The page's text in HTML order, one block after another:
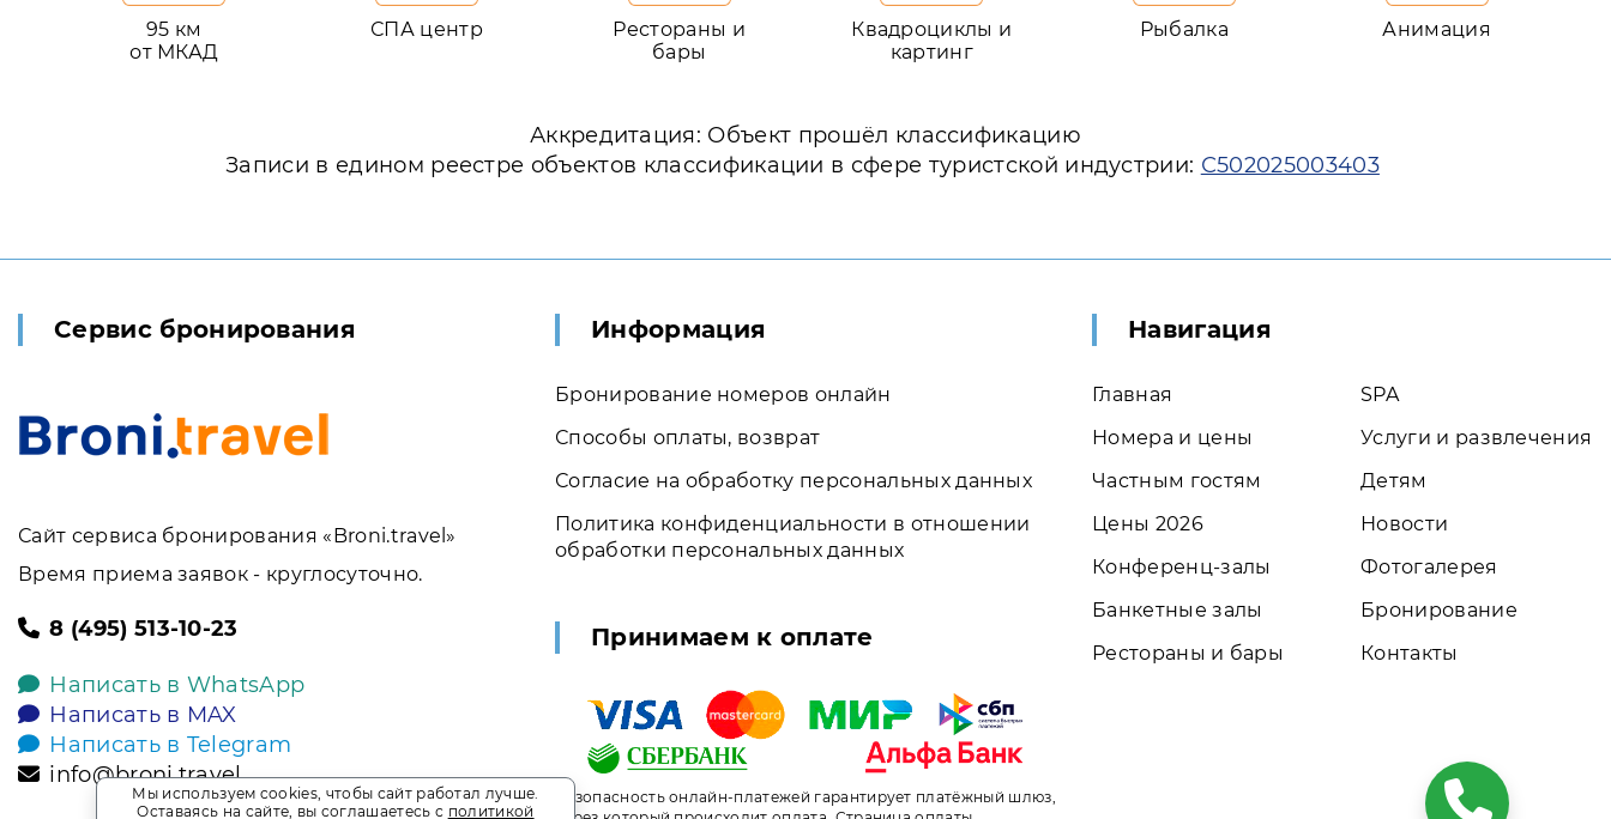
95 км
от МКАД
СПА центр
Рестораны и
бары
Квадроциклы и
картинг
Рыбалка Анимация
Аккредитация: Объект прошёл классификацию
Записи в едином реестре объектов классификации в сфере туристской индустрии: С502025003403
Сервис бронирования
Сайт сервиса бронирования «Broni.travel»
Время приема заявок - круглосуточно.
8 (495) 513-10-23
Написать в WhatsApp
Написать в MAX
Написать в Telegram
info@broni.travel
Информация
Бронирование номеров онлайн
Способы оплаты, возврат
Согласие на обработку персональных данных
Политика конфиденциальности в отношении
обработки персональных данных
Принимаем к оплате
Безопасность онлайн-платежей гарантирует платёжный шлюз,
Навигация
Главная
Номера и цены
Частным гостям
Цены 2026
Конференц-залы
Банкетные залы
Рестораны и бары
SPA
Услуги и развлечения
Детям
Новости
Фотогалерея
Бронирование
Контакты
Мы используем cookies, чтобы сайт работал лучше.
Оставаясь на сайте, вы соглашаетесь с политикой